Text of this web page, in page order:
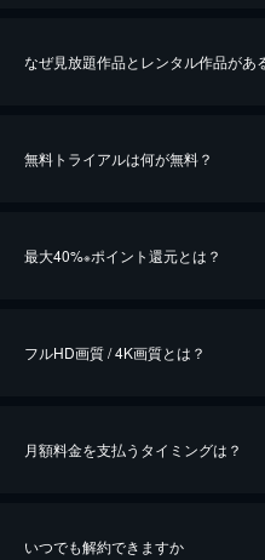
なぜ見放題作品とレンタル作品があ
無料トライアルは何が無料？
最大40%※ポイント還元とは？
※40％ポイント還元の対象は、クレジット
iOSアプリのUコイン決済による作品の
フルHD画質 / 4K画質とは？
月額料金を支払うタイミングは？
いつでも解約できますか